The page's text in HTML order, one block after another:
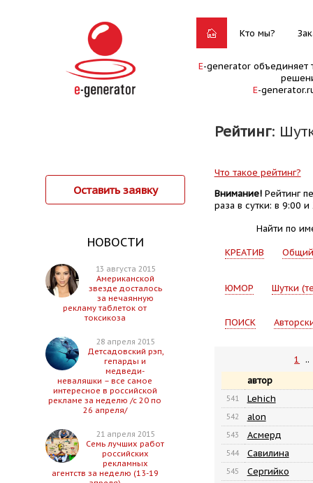
Кто мы?
E-generator объединяет
E-
Рейтинг:
Оставить заявку
НОВОСТИ
13 августа 2015
Американской
звезде досталось
за нечаянную
рекламу таблеток от
токсикоза
28 апреля 2015
Детсадовский рэп,
гепарды и
медведи-
неваляшки – все самое
интересное в российской
рекламе за неделю /с 20 по
26 апреля/
21 апреля 2015
Семь лучших работ
российских
рекламных
агентств за неделю (13-19
Что такое рейтинг?
Внимание!Рейтинг
раза в сутки: в 9:00
Найти по
КРЕАТИВ
ЮМОР Шутки
ПОИСК
1 ..
автор
541 Lehich
542 alon
543 Асмерд
544 Савилина
545 Сергийко